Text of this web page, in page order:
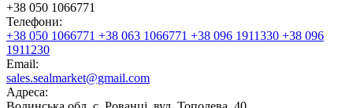
+38 050 1066771
Телефони:
+38 050 1066771 +38 063 1066771 +38 096 1911330 +38 096
1911230
Email:
sales.sealmarket@gmail.com
Адреса: